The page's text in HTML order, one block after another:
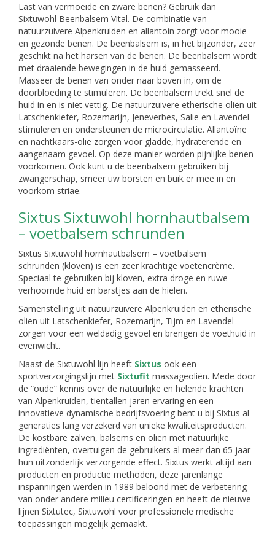
Last van vermoeide en zware benen? Gebruik dan
Sixtuwohl Beenbalsem Vital. De combinatie van
natuurzuivere Alpenkruiden en allantoin zorgt voor mooie
en gezonde benen. De beenbalsem is, in het bijzonder, zeer
geschikt na het harsen van de benen. De beenbalsem wordt
met draaiende bewegingen in de huid gemasseerd.
Masseer de benen van onder naar boven in, om de
doorbloeding te stimuleren. De beenbalsem trekt snel de
huid in en is niet vettig. De natuurzuivere etherische oliën uit
Latschenkiefer, Rozemarijn, Jeneverbes, Salie en Lavendel
stimuleren en ondersteunen de microcirculatie. Allantoïne
en nachtkaars-olie zorgen voor gladde, hydraterende en
aangenaam gevoel. Op deze manier worden pijnlijke benen
voorkomen. Ook kunt u de beenbalsem gebruiken bij
zwangerschap, smeer uw borsten en buik er mee in en
voorkom striae.
Sixtus Sixtuwohl hornhautbalsem
– voetbalsem schrunden
Sixtus Sixtuwohl hornhautbalsem – voetbalsem
schrunden (kloven) is een zeer krachtige voetencrème.
Speciaal te gebruiken bij kloven, extra droge en ruwe
verhoornde huid en barstjes aan de hielen.
Samenstelling uit natuurzuivere Alpenkruiden en etherische
oliën uit Latschenkiefer, Rozemarijn, Tijm en Lavendel
zorgen voor een weldadig gevoel en brengen de voethuid in
evenwicht.
Naast de Sixtuwohl lijn heeft Sixtus ook een
sportverzorgingslijn met Sixtufit massageoliën. Mede door
de “oude” kennis over de natuurlijke en helende krachten
van Alpenkruiden, tientallen jaren ervaring en een
innovatieve dynamische bedrijfsvoering bent u bij Sixtus al
generaties lang verzekerd van unieke kwaliteitsproducten.
De kostbare zalven, balsems en oliën met natuurlijke
ingrediënten, overtuigen de gebruikers al meer dan 65 jaar
hun uitzonderlijk verzorgende effect. Sixtus werkt altijd aan
producten en productie methoden, deze jarenlange
inspanningen werden in 1989 beloond met de verbetering
van onder andere milieu certificeringen en heeft de nieuwe
lijnen Sixtutec, Sixtuwohl voor professionele medische
toepassingen mogelijk gemaakt.